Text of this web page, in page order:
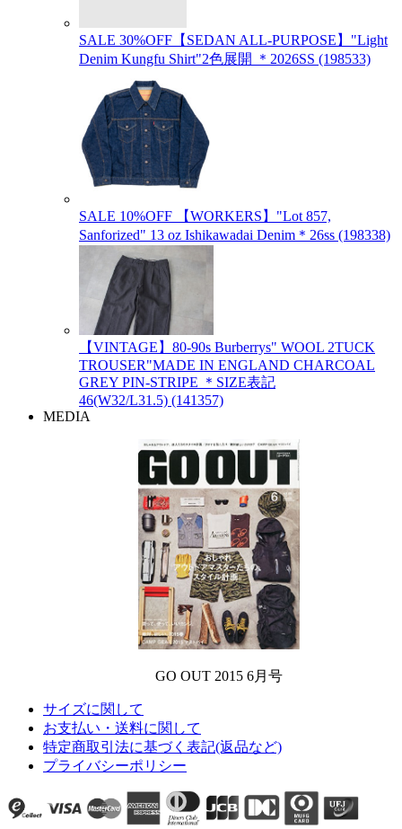
SALE 30%OFF【SEDAN ALL-PURPOSE】"Light
Denim Kungfu Shirt"2色展開 ＊2026SS (198533)
SALE 10%OFF 【WORKERS】"Lot 857,
Sanforized" 13 oz Ishikawadai Denim＊26ss (198338)
【VINTAGE】80-90s Burberrys" WOOL 2TUCK
TROUSER"MADE IN ENGLAND CHARCOAL
GREY PIN-STRIPE ＊SIZE表記
46(W32/L31.5) (141357)
MEDIA
GO OUT 2015 6月号
サイズに関して
お支払い・送料に関して
特定商取引法に基づく表記(返品など)
プライバシーポリシー